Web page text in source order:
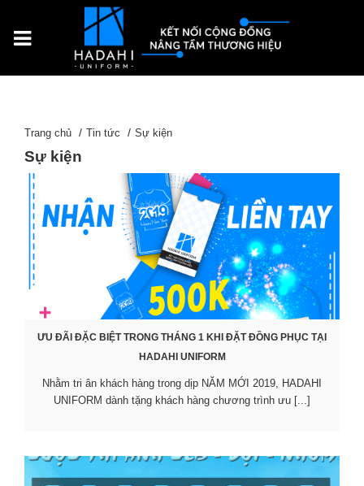
Trang chủ Tin tức Sự kiện
Sự kiện
ƯU ĐÃI ĐẶC BIỆT TRONG THÁNG 1 KHI ĐẶT ĐỒNG PHỤC TẠI
HADAHI UNIFORM
Nhằm tri ân khách hàng trong dịp NĂM MỚI 2019, HADAHI
UNIFORM dành tặng khách hàng chương trình ưu [...]